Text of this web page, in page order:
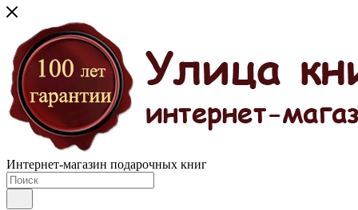
Интернет-магазин подарочных книг